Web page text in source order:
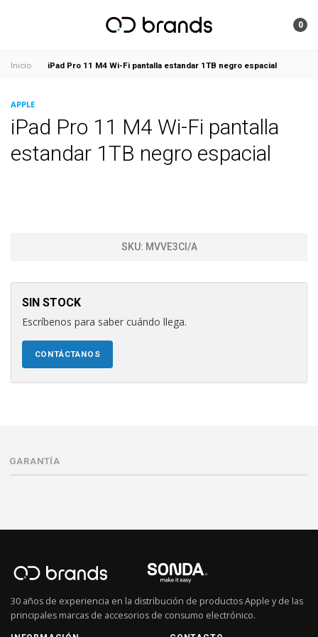
0
Inicio iPad Pro 11 M4 Wi-Fi pantalla estandar 1TB negro espacial
APPLE
iPad Pro 11 M4 Wi-Fi pantalla
estandar 1TB negro espacial
SKU: MVVE3CI/A
SIN STOCK
Escríbenos para saber cuándo llega.
CONTÁCTANOS
GARANTÍA
30 años de experiencia en la distribución de productos Apple y de las
principales marcas de accesorios de consumo electrónico.